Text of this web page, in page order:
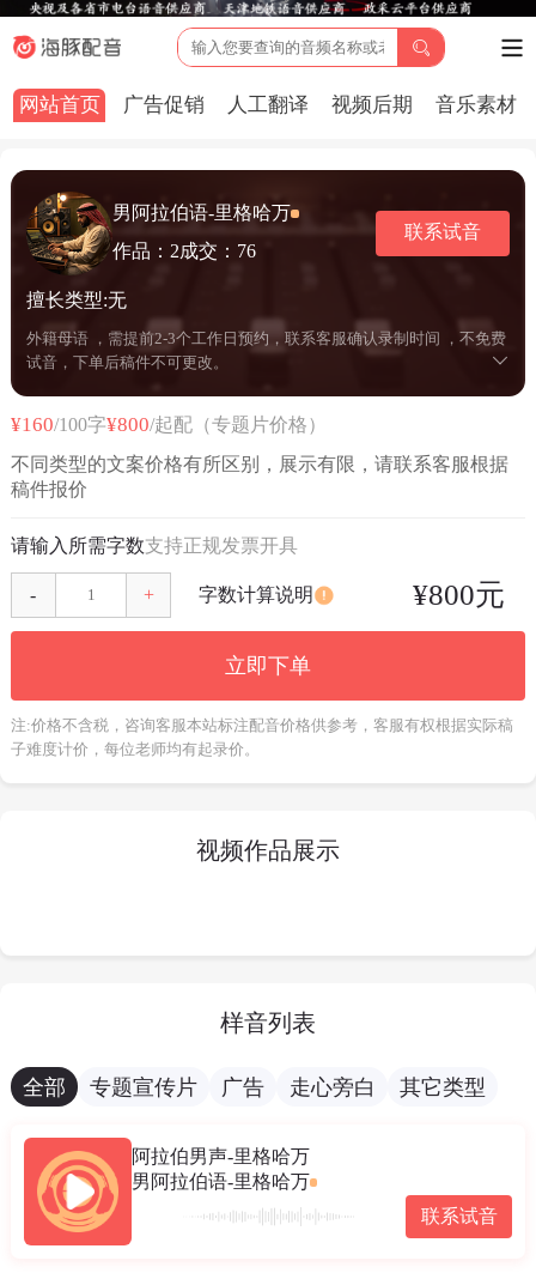
网站首页 广告促销 人工翻译 视频后期 音乐素材
男阿拉伯语-里格哈万
作品：2成交：76
联系试音
擅长类型:无
外籍母语 ，需提前2-3个工作日预约，联系客服确认录制时间 ，不免费
试音，下单后稿件不可更改。
¥160/100字¥800/起配（专题片价格）
不同类型的文案价格有所区别，展示有限，请联系客服根据
稿件报价
请输入所需字数支持正规发票开具
- + 字数计算说明 ¥800元
立即下单
注:价格不含税，咨询客服本站标注配音价格供参考，客服有权根据实际稿
子难度计价，每位老师均有起录价。
视频作品展示
样音列表
全部 专题宣传片 广告 走心旁白 其它类型
阿拉伯男声-里格哈万
男阿拉伯语-里格哈万
联系试音